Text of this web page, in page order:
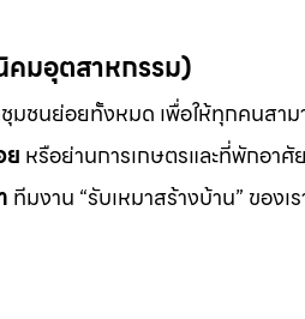
คมอุตสาหกรรม)
มชนย่อยทั้งหมด เพื่อให้ทุกคนสา
ย หรือย่านการเกษตรและที่พักอาศั
ทีมงาน “รับเหมาสร้างบ้าน” ของ